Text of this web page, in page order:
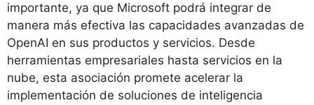
importante, ya que Microsoft podrá integrar de
manera más efectiva las capacidades avanzadas de
OpenAI en sus productos y servicios. Desde
herramientas empresariales hasta servicios en la
nube, esta asociación promete acelerar la
implementación de soluciones de inteligencia